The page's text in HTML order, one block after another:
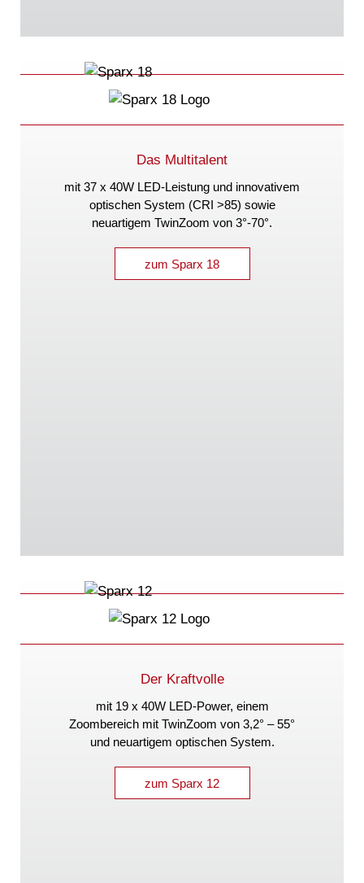
Das Multitalent
mit 37 x 40W LED-Leistung und innovativem
optischen System (CRI >85) sowie
neuartigem TwinZoom von 3°-70°.
zum Sparx 18
Der Kraftvolle
mit 19 x 40W LED-Power, einem
Zoombereich mit TwinZoom von 3,2° – 55°
und neuartigem optischen System.
zum Sparx 12